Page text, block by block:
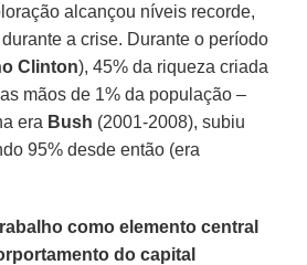
alcançou níveis recorde,
a crise. Durante o período
Clinton), 45% da riqueza criada
mãos de 1% da população –
era Bush (2001-2008), subiu
95% desde então (era
como elemento central
do capital